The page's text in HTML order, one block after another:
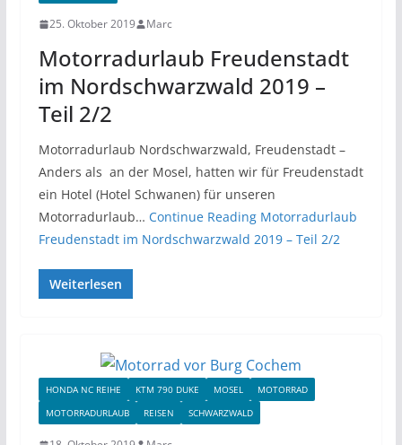
25. Oktober 2019 Marc
Motorradurlaub Freudenstadt
im Nordschwarzwald 2019 –
Teil 2/2
Motorradurlaub Nordschwarzwald, Freudenstadt –
Anders als an der Mosel, hatten wir für Freudenstadt
ein Hotel (Hotel Schwanen) für unseren
Motorradurlaub… Continue ReadingMotorradurlaub
Freudenstadt im Nordschwarzwald 2019 – Teil 2/2
Weiterlesen
HONDA NC REIHE KTM 790 DUKE MOSEL
MOTORRAD
MOTORRADURLAUB
REISEN SCHWARZWALD